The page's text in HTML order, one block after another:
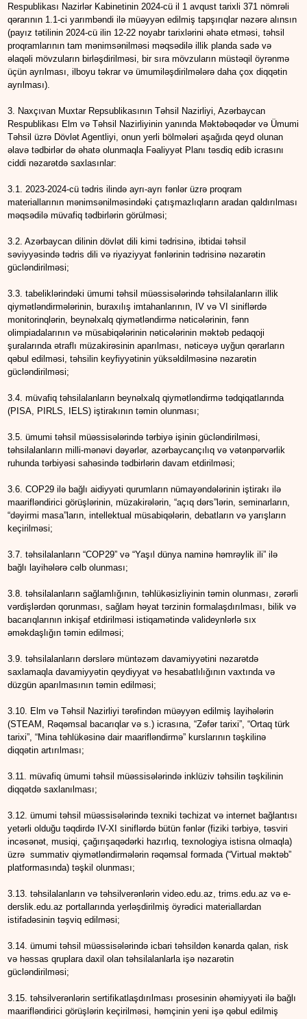
Respublikası Nazirlər Kabinetinin 2024-cü il 1 avqust tarixli 371 nömrəli
qərarının 1.1-ci yarımbəndi ilə müəyyən edilmiş tapşırıqlar nəzərə alınsın
(payız tətilinin 2024-cü ilin 12-22 noyabr tarixlərini əhatə etməsi, təhsil
proqramlarının tam mənimsənilməsi məqsədilə illik planda sadə və
əlaqəli mövzuların birləşdirilməsi, bir sıra mövzuların müstəqil öyrənmə
üçün ayrılması, ilboyu təkrar və ümumiləşdirilmələrə daha çox diqqətin
ayrılması).
3. Naxçıvan Muxtar Repsublikasının Təhsil Nazirliyi, Azərbaycan
Respublikası Elm və Təhsil Nazirliyinin yanında Məktəbəqədər və Ümumi
Təhsil üzrə Dövlət Agentliyi, onun yerli bölmələri aşağıda qeyd olunan
əlavə tədbirlər də əhatə olunmaqla Fəaliyyət Planı təsdiq edib icrasını
ciddi nəzarətdə saxlasınlar:
3.1. 2023-2024-cü tədris ilində ayrı-ayrı fənlər üzrə proqram
materiallarının mənimsənilməsindəki çatışmazlıqların aradan qaldırılması
məqsədilə müvafiq tədbirlərin görülməsi;
3.2. Azərbaycan dilinin dövlət dili kimi tədrisinə, ibtidai təhsil
səviyyəsində tədris dili və riyaziyyat fənlərinin tədrisinə nəzarətin
gücləndirilməsi;
3.3. tabeliklərindəki ümumi təhsil müəssisələrində təhsilalanların illik
qiymətləndirmələrinin, buraxılış imtahanlarının, IV və VI siniflərdə
monitorinqlərin, beynəlxalq qiymətləndirmə nəticələrinin, fənn
olimpiadalarının və müsabiqələrinin nəticələrinin məktəb pedaqoji
şuralarında ətraflı müzakirəsinin aparılması, nəticəyə uyğun qərarların
qəbul edilməsi, təhsilin keyfiyyətinin yüksəldilməsinə nəzarətin
gücləndirilməsi;
3.4. müvafiq təhsilalanların beynəlxalq qiymətləndirmə tədqiqatlarında
(PISA, PIRLS, IELS) iştirakının təmin olunması;
3.5. ümumi təhsil müəssisələrində tərbiyə işinin gücləndirilməsi,
təhsilalanların milli-mənəvi dəyərlər, azərbaycançılıq və vətənpərvərlik
ruhunda tərbiyəsi sahəsində tədbirlərin davam etdirilməsi;
3.6. COP29 ilə bağlı aidiyyəti qurumların nümayəndələrinin iştirakı ilə
maarifləndirici görüşlərinin, müzakirələrin, “açıq dərs”lərin, seminarların,
“dəyirmi masa”ların, intellektual müsabiqələrin, debatların və yarışların
keçirilməsi;
3.7. təhsilalanların “COP29” və “Yaşıl dünya naminə həmrəylik ili” ilə
bağlı layihələrə cəlb olunması;
3.8. təhsilalanların sağlamlığının, təhlükəsizliyinin təmin olunması, zərərli
vərdişlərdən qorunması, sağlam həyat tərzinin formalaşdırılması, bilik və
bacarıqlarının inkişaf etdirilməsi istiqamətində valideynlərlə sıx
əməkdaşlığın təmin edilməsi;
3.9. təhsilalanların dərslərə müntəzəm davamiyyətini nəzarətdə
saxlamaqla davamiyyətin qeydiyyat və hesabatlılığının vaxtında və
düzgün aparılmasının təmin edilməsi;
3.10. Elm və Təhsil Nazirliyi tərəfindən müəyyən edilmiş layihələrin
(STEAM, Rəqəmsal bacarıqlar və s.) icrasına, “Zəfər tarixi”, “Ortaq türk
tarixi”, “Mina təhlükəsinə dair maarifləndirmə” kurslarının təşkilinə
diqqətin artırılması;
3.11. müvafiq ümumi təhsil müəssisələrində inklüziv təhsilin təşkilinin
diqqətdə saxlanılması;
3.12. ümumi təhsil müəssisələrində texniki təchizat və internet bağlantısı
yetərli olduğu təqdirdə IV-XI siniflərdə bütün fənlər (fiziki tərbiyə, təsviri
incəsənət, musiqi, çağırışaqədərki hazırlıq, texnologiya istisna olmaqla)
üzrə summativ qiymətləndirmələrin rəqəmsal formada (“Virtual məktəb”
platformasında) təşkil olunması;
3.13. təhsilalanların və təhsilverənlərin video.edu.az, trims.edu.az və e-
derslik.edu.az portallarında yerləşdirilmiş öyrədici materiallardan
istifadəsinin təşviq edilməsi;
3.14. ümumi təhsil müəssisələrində icbari təhsildən kənarda qalan, risk
və həssas qruplara daxil olan təhsilalanlarla işə nəzarətin
gücləndirilməsi;
3.15. təhsilverənlərin sertifikatlaşdırılması prosesinin əhəmiyyəti ilə bağlı
maarifləndirici görüşlərin keçirilməsi, həmçinin yeni işə qəbul edilmiş